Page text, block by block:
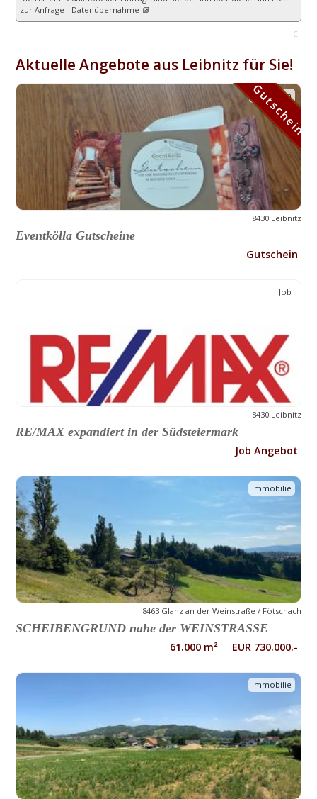
zur Anfrage - Datenübernahme
C
Aktuelle Angebote aus Leibnitz für Sie!
Gutschein
8430 Leibnitz
Eventkölla Gutscheine
Gutschein
Gutschein
Job
8430 Leibnitz
RE/MAX expandiert in der Südsteiermark
Job Angebot
Immobilie
8463 Glanz an der Weinstraße / Fötschach
SCHEIBENGRUND nahe der WEINSTRASSE
61.000 m² EUR 730.000.-
Immobilie